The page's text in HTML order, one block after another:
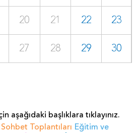
20 21 22 23
27 28 29 30
aşağıdaki başlıklara tıklayınız.
Sohbet Toplantıları Eğitim ve